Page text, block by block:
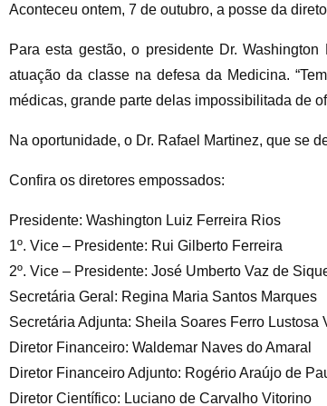
Aconteceu ontem, 7 de outubro, a posse da
Para esta gestão, o presidente Dr.
atuação da classe na defesa da Medicina.
médicas, grande parte delas impossibilitada de
Na oportunidade, o Dr. Rafael Martinez, que se
Confira os diretores empossados:
Presidente: Washington Luiz Ferreira Rios
1º. Vice – Presidente: Rui Gilberto Ferreira
2º. Vice – Presidente: José Umberto Vaz de
Secretária Geral: Regina Maria Santos Marques
Secretária Adjunta: Sheila Soares Ferro Lustosa
Diretor Financeiro: Waldemar Naves do Amaral
Diretor Financeiro Adjunto: Rogério Araújo de
Diretor Científico: Luciano de Carvalho Vitorino